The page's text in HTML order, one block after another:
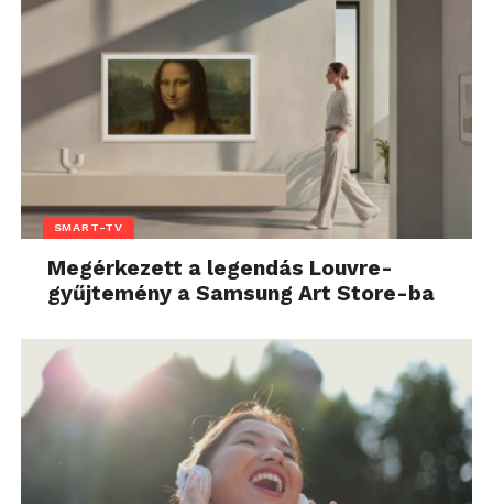
SMART-TV
Megérkezett a legendás Louvre-
gyűjtemény a Samsung Art Store-ba